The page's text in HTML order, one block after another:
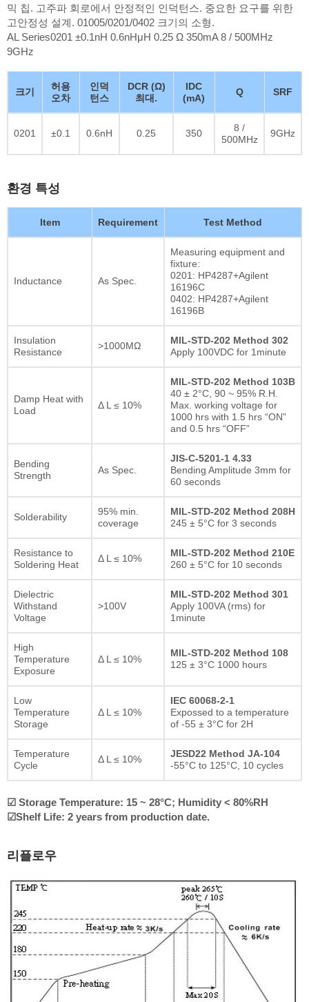
믹 칩. 고주파 회로에서 안정적인 인덕턴스. 중요한 요구를 위한
고안정성 설계. 01005/0201/0402 크기의 소형.
AL Series0201 ±0.1nH 0.6nHμH 0.25 Ω 350mA 8 / 500MHz
9GHz
크기
허용
오차
인덕
턴스
DCR (Ω)
최대.
IDC
(mA)
Q SRF
0201 ±0.1 0.6nH 0.25 350
8 /
500MHz
9GHz
환경 특성
Item Requirement Test Method
Inductance As Spec.
Measuring equipment and
fixture:
0201: HP4287+Agilent
16196C
0402: HP4287+Agilent
16196B
Insulation
Resistance
>1000MΩ
MIL-STD-202 Method 302
Apply 100VDC for 1minute
Damp Heat with
Load
Δ L ≤ 10%
MIL-STD-202 Method 103B
40 ± 2°C, 90 ~ 95% R.H.
Max. working voltage for
1000 hrs with 1.5 hrs “ON”
and 0.5 hrs “OFF”
Bending
Strength
As Spec.
JIS-C-5201-1 4.33
Bending Amplitude 3mm for
60 seconds
Solderability
95% min.
coverage
MIL-STD-202 Method 208H
245 ± 5°C for 3 seconds
Resistance to
Soldering Heat
Δ L ≤ 10%
MIL-STD-202 Method 210E
260 ± 5°C for 10 seconds
Dielectric
Withstand
Voltage
>100V
MIL-STD-202 Method 301
Apply 100VA (rms) for
1minute
High
Temperature
Exposure
Δ L ≤ 10%
MIL-STD-202 Method 108
125 ± 3°C 1000 hours
Low
Temperature
Storage
Δ L ≤ 10%
IEC 60068-2-1
Expossed to a temperature
of -55 ± 3°C for 2H
Temperature
Cycle
Δ L ≤ 10%
JESD22 Method JA-104
-55°C to 125°C, 10 cycles
☑ Storage Temperature: 15 ~ 28°C; Humidity < 80%RH
☑Shelf Life: 2 years from production date.
리플로우